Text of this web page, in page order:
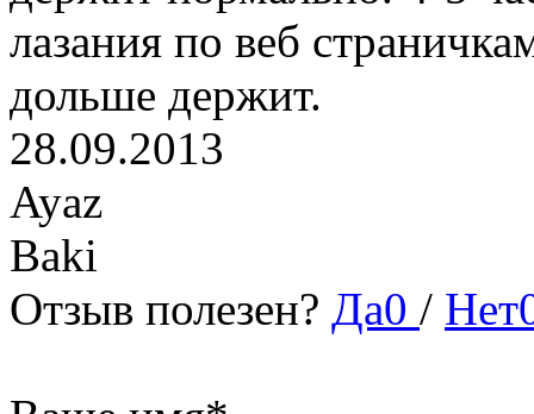
лазания по веб
дольше держит.
28.09.2013
Ayaz
Baki
Отзыв полезен? Да0 / Нет